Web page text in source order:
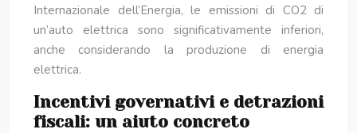
Internazionale dell’Energia, le emissioni di CO2 di
un’auto elettrica sono significativamente inferiori,
anche considerando la produzione di energia
elettrica.
Incentivi governativi e detrazioni
fiscali: un aiuto concreto